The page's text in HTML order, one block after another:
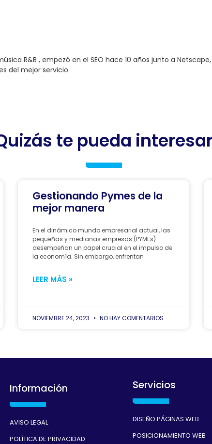
R&B , empezó en el SEO hace 10 años junto a
del mejor servicio
te pueda interesar
Gestionando Pymes de la
mejor manera
En el dinámico mundo empresarial actual, las
pequeñas y medianas empresas (PYMEs)
desempeñan un papel crucial en el impulso de
la economía. Sin embargo, enfrentan
LEER MÁS »
NOVIEMBRE 24, 2023 NO HAY COMENTARIOS
Información
AVISO LEGAL
POLÍTICA DE PRIVACIDAD
Servicios
DISEÑO PÁGINAS WEB
POSICIONAMIENTO WEB